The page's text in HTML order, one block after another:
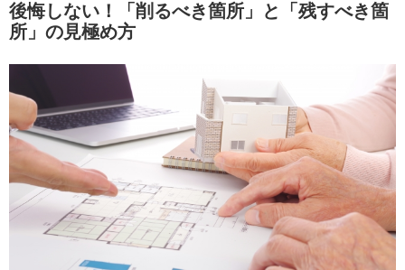
後悔しない！「削るべき箇所」と「残すべき箇
所」の見極め方